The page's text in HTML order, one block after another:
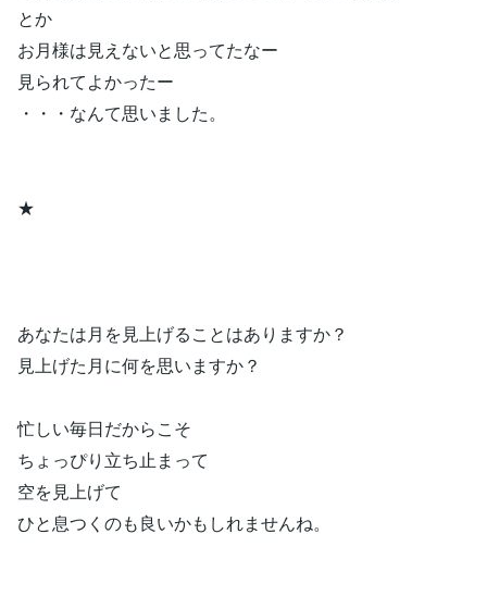
とか
お月様は見えないと思ってたなー
見られてよかったー
・・・なんて思いました。
★
あなたは月を見上げることはありますか？
見上げた月に何を思いますか？
忙しい毎日だからこそ
ちょっぴり立ち止まって
空を見上げて
ひと息つくのも良いかもしれませんね。